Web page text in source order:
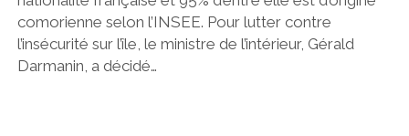
comorienne selon l’INSEE. Pour lutter contre
l’insécurité sur l’île, le ministre de l’intérieur, Gérald
Darmanin, a décidé…